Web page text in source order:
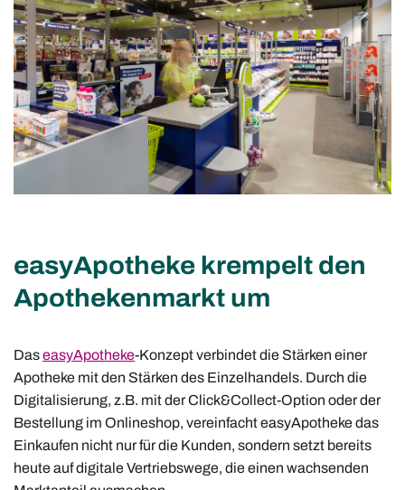
easyApotheke krempelt den
Apothekenmarkt um
DaseasyApotheke-Konzept verbindet die Stärken einer
Apotheke mit den Stärken des Einzelhandels. Durch die
Digitalisierung, z.B. mit der Click&Collect-Option oder der
Bestellung im Onlineshop, vereinfacht easyApotheke das
Einkaufen nicht nur für die Kunden, sondern setzt bereits
heute auf digitale Vertriebswege, die einen wachsenden